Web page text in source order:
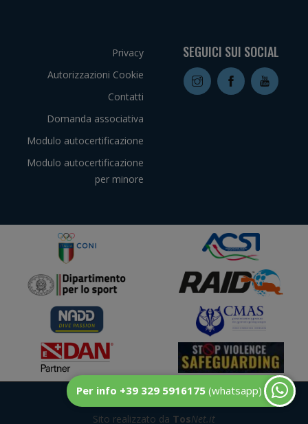
Per info +39 329 5916175 (whatsapp)
Privacy
Autorizzazioni Cookie
Contatti
Domanda associativa
Modulo autocertificazione
Modulo autocertificazione
per minore
SEGUICI SUI SOCIAL
Sito realizzato da TosNet.it